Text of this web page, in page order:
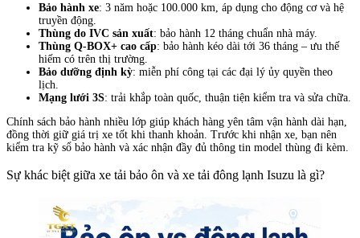
Bảo hành xe: 3 năm hoặc 100.000 km, áp dụng cho động cơ và hệ
truyền động.
Thùng do IVC sản xuất: bảo hành 12 tháng chuẩn nhà máy.
Thùng Q-BOX+ cao cấp: bảo hành kéo dài tới 36 tháng – ưu thế
hiếm có trên thị trường.
Bảo dưỡng định kỳ: miễn phí công tại các đại lý ủy quyền theo
lịch.
Mạng lưới 3S: trải khắp toàn quốc, thuận tiện kiểm tra và sửa chữa.
Chính sách bảo hành nhiều lớp giúp khách hàng yên tâm vận hành dài hạn,
đồng thời giữ giá trị xe tốt khi thanh khoản. Trước khi nhận xe, bạn nên
kiểm tra kỹ sổ bảo hành và xác nhận đầy đủ thông tin model thùng đi kèm.
Sự khác biệt giữa xe tải bảo ôn và xe tải đông lạnh Isuzu là gì?